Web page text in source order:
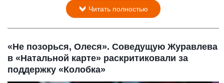
Читать полностью
«Не позорься, Олеся». Соведущую Журавлева
в «Натальной карте» раскритиковали за
поддержку «Колобка»